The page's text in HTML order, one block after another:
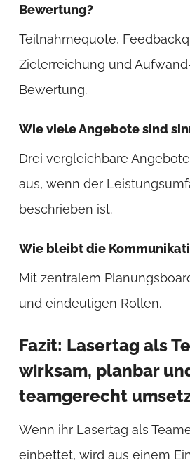
Bewertung?
Teilnahmequote,
Zielerreichung und
Bewertung.
Wie viele Angebote sind
Drei vergleichbare
aus, wenn der
beschrieben ist.
Wie bleibt die
Mit zentralem
und eindeutigen Rollen.
Fazit: Lasertag als
wirksam, planbar
teamgerecht
Wenn ihr Lasertag als
einbettet, wird aus einem